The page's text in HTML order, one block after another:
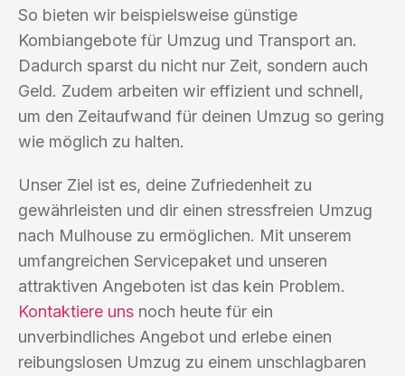
So bieten wir beispielsweise günstige
Kombiangebote für Umzug und Transport an.
Dadurch sparst du nicht nur Zeit, sondern auch
Geld. Zudem arbeiten wir effizient und schnell,
um den Zeitaufwand für deinen Umzug so gering
wie möglich zu halten.
Unser Ziel ist es, deine Zufriedenheit zu
gewährleisten und dir einen stressfreien Umzug
nach Mulhouse zu ermöglichen. Mit unserem
umfangreichen Servicepaket und unseren
attraktiven Angeboten ist das kein Problem.
Kontaktiere uns noch heute für ein
unverbindliches Angebot und erlebe einen
reibungslosen Umzug zu einem unschlagbaren